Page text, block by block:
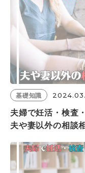
基礎知識
夫婦で妊活・検査
夫や妻以外の相談